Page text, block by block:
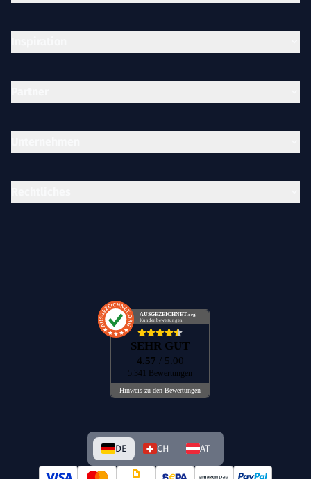
AUSGEZEICHNET .org
Kundenbewertungen
SEHR GUT
4.57 / 5.00
5.341 Bewertungen
Hinweis zu den Bewertungen
DE CH AT